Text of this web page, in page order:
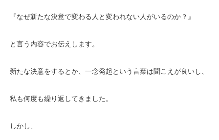
『なぜ新たな決意で変わる人と変われない人がいるのか？』
と言う内容でお伝えします。
新たな決意をするとか、一念発起という言葉は聞こえが良いし、
私も何度も繰り返してきました。
しかし、